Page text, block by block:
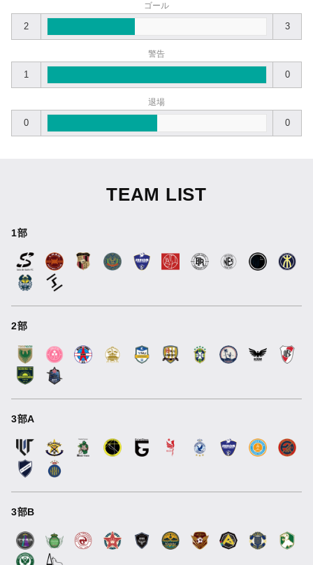
ゴール
2 3
警告
1 0
退場
0 0
TEAM LIST
1部
2部
3部A
3部B